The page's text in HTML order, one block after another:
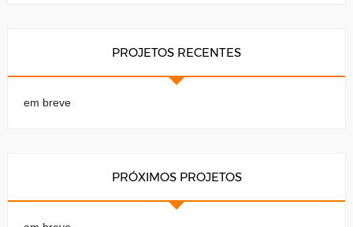
PROJETOS RECENTES
em breve
PRÓXIMOS PROJETOS